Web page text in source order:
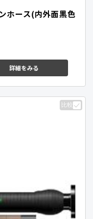
ホース(内外面黒色
詳細をみる
比較